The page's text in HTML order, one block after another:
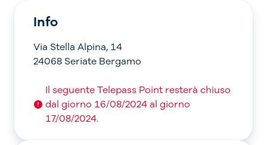
Info
Via Stella Alpina, 14
24068 Seriate Bergamo
Il seguente Telepass Point resterà chiuso
dal giorno 16/08/2024 al giorno
17/08/2024.